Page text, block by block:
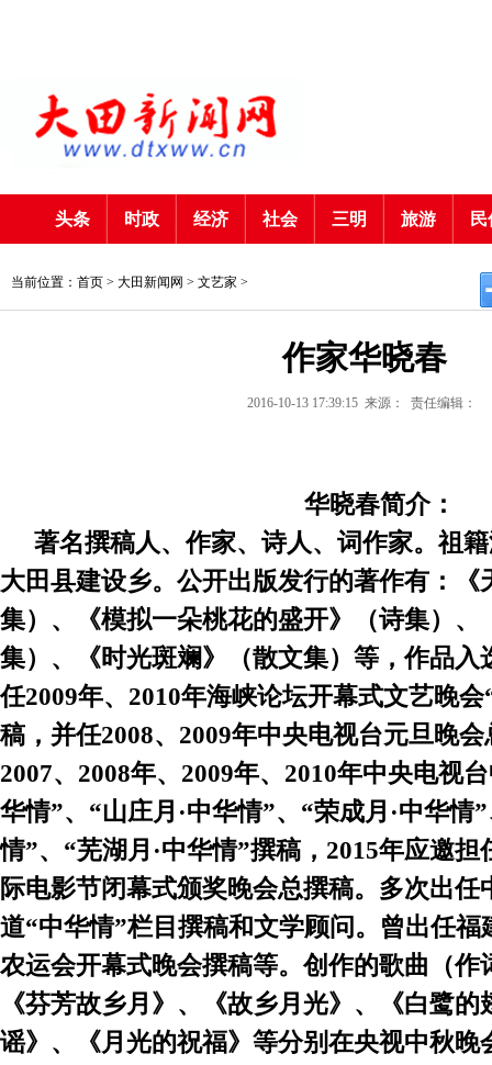
头条 时政 经济 社会 三明 旅游
当前位置：首页 > 大田新闻网 > 文艺家 >
作家华晓春
2016-10-13 17:39:15 来源： 责任编辑：
华晓春简介：
著名撰稿人、作家、诗人、词作家。祖
大田县建设乡。公开出版发行的著作有：《
集）、《模拟一朵桃花的盛开》（诗集）、
集）、《时光斑斓》（散文集）等，作品入
任2009年、2010年海峡论坛开幕式文艺晚
稿，并任2008、2009年中央电视台元旦晚
2007、2008年、2009年、2010年中央电视
华情”、“山庄月·中华情”、“荣成月·中华情
情”、“芜湖月·中华情”撰稿，2015年应邀
际电影节闭幕式颁奖晚会总撰稿。多次出任
道“中华情”栏目撰稿和文学顾问。曾出任福
农运会开幕式晚会撰稿等。创作的歌曲（作
《芬芳故乡月》、《故乡月光》、《白鹭
谣》、《月光的祝福》等分别在央视中秋晚